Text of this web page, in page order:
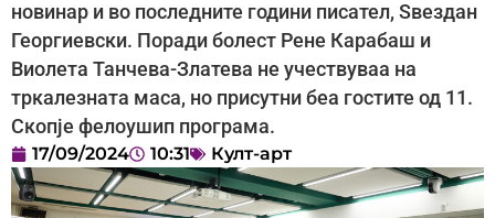
новинар и во последните години писател, Ѕвездан
Георгиевски. Поради болест Рене Карабаш и
Виолета Танчева-Златева не учествуваа на
тркалезната маса, но присутни беа гостите од 11.
Скопје фелоушип програма.
17/09/2024 10:31 Култ-арт